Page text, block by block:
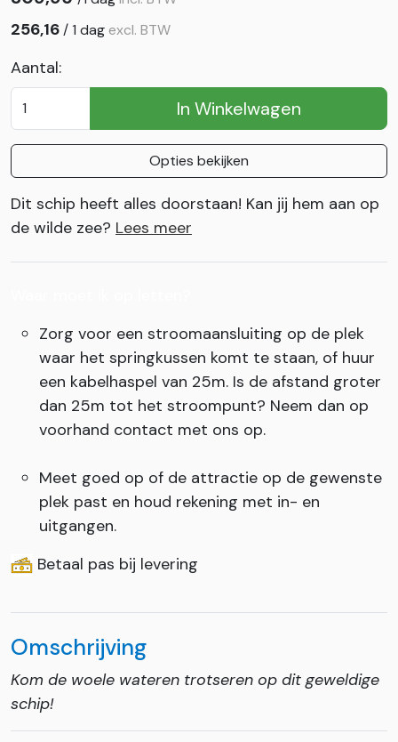
256,16/1 dag excl. BTW
Aantal:
In Winkelwagen
Opties bekijken
Dit schip heeft alles doorstaan! Kan jij hem aan op
de wilde zee? Lees meer
Zorg voor een stroomaansluiting op de plek
waar het springkussen komt te staan, of huur
een kabelhaspel van 25m. Is de afstand groter
dan 25m tot het stroompunt? Neem dan op
voorhand contact met ons op.
Meet goed op of de attractie op de gewenste
plek past en houd rekening met in- en
uitgangen.
Betaal pas bij levering
Omschrijving
Kom de woele wateren trotseren op dit geweldige
schip!